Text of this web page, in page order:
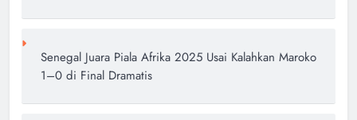
Senegal Juara Piala Afrika 2025 Usai Kalahkan Maroko
1–0 di Final Dramatis